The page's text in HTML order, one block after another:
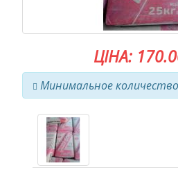
ЦІНА:
Минимальное количество